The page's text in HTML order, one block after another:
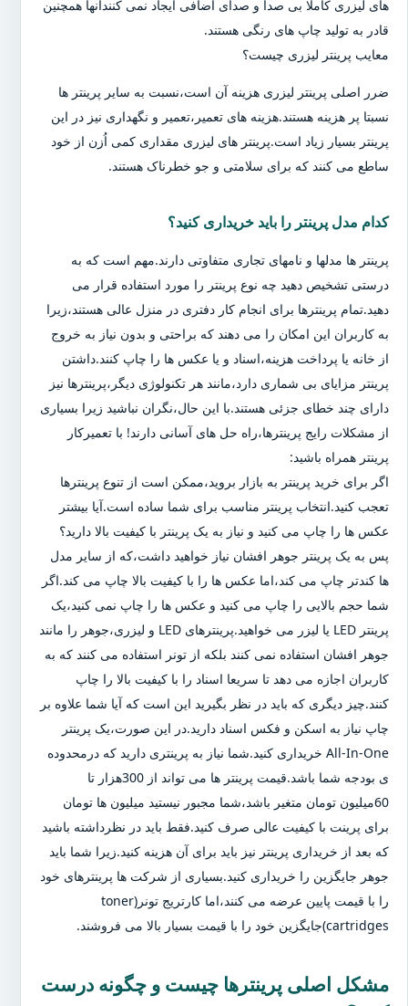
های لیزری کاملا بی صدا و صدای اضافی ایجاد نمی کنندآنها همچنین
قادر به تولید چاپ های رنگی هستند.
معایب پرینتر لیزری چیست؟
ضرر اصلی پرینتر لیزری هزینه آن است،نسبت به سایر پرینتر ها
نسبتا پر هزینه هستند.هزینه های تعمیر،تعمیر و نگهداری نیز در این
پرینتر بسیار زیاد است.پرینتر های لیزری مقداری کمی اُزن از خود
ساطع می کنند که برای سلامتی و جو خطرناک هستند.
کدام مدل پرینتر را باید خریداری کنید؟
پرینتر ها مدلها و نامهای تجاری متفاوتی دارند.مهم است که به
درستی تشخیص دهید چه نوع پرینتر را مورد استفاده قرار می
دهید.تمام پرینترها برای انجام کار دفتری در منزل عالی هستند،زیرا
به کاربران این امکان را می دهند که براحتی و بدون نیاز به خروج
از خانه یا پرداخت هزینه،اسناد و یا عکس ها را چاپ کنند.داشتن
پرینتر مزایای بی شماری دارد،مانند هر تکنولوژی دیگر،پرینترها نیز
دارای چند خطای جزئی هستند.با این حال،نگران نباشید زیرا بسیاری
از مشکلات رایج پرینترها،راه حل های آسانی دارند! با تعمیرکار
پرینتر همراه باشید:
اگر برای خرید پرینتر به بازار بروید،ممکن است از تنوع پرینترها
تعجب کنید.انتخاب پرینتر مناسب برای شما ساده است.آیا بیشتر
عکس ها را چاپ می کنید و نیاز به یک پرینتر با کیفیت بالا دارید؟
پس به یک پرینتر جوهر افشان نیاز خواهید داشت،که از سایر مدل
ها کندتر چاپ می کند،اما عکس ها را با کیفیت بالا چاپ می کند.اگر
شما حجم بالایی را چاپ می کنید و عکس ها را چاپ نمی کنید،یک
پرینتر LED یا لیزر می خواهید.پرینترهای LED و لیزری،جوهر را مانند
جوهر افشان استفاده نمی کنند بلکه از تونر استفاده می کنند که به
کاربران اجازه می دهد تا سریعا اسناد را با کیفیت بالا را چاپ
کنند.چیز دیگری که باید در نظر بگیرید این است که آیا شما علاوه بر
چاپ نیاز به اسکن و فکس اسناد دارید.در این صورت،یک پرینتر
All-In-One خریداری کنید.شما نیاز به پرینتری دارید که درمحدوده
ی بودجه شما باشد.قیمت پرینتر ها می تواند از 300هزار تا
60میلیون تومان متغیر باشد،شما مجبور نیستید میلیون ها تومان
برای پرینت با کیفیت عالی صرف کنید.فقط باید در نظرداشته باشید
که بعد از خریداری پرینتر نیز باید برای آن هزینه کنید.زیرا شما باید
جوهر جایگزین را خریداری کنید.بسیاری از شرکت ها پرینترهای خود
را با قیمت پایین عرضه می کنند،اما کارتریج تونر(toner
cartridges)جایگزین خود را با قیمت بسیار بالا می فروشند.
مشکل اصلی پرینترها چیست و چگونه درست